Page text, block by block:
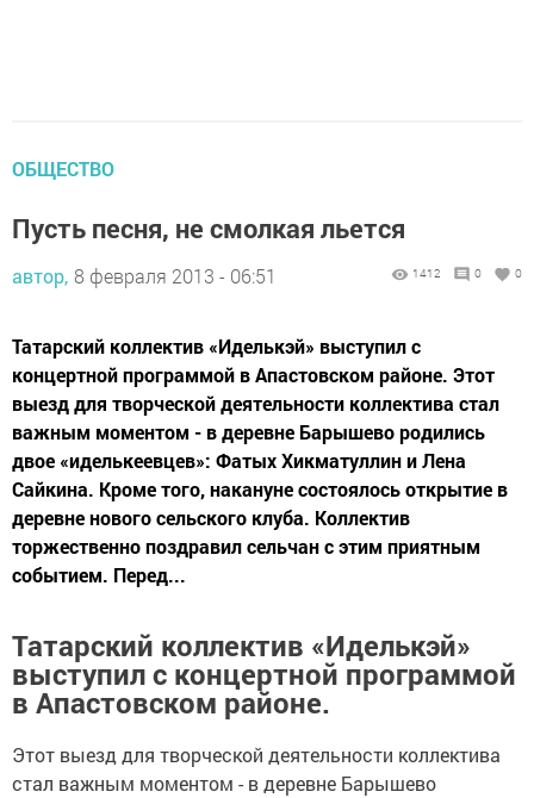
ОБЩЕСТВО
Пусть песня, не смолкая льется
автор, 8 февраля 2013 - 06:51 1412 0 0
Татарский коллектив «Иделькэй» выступил с
концертной программой в Апастовском районе. Этот
выезд для творческой деятельности коллектива стал
важным моментом - в деревне Барышево родились
двое «иделькеевцев»: Фатых Хикматуллин и Лена
Сайкина. Кроме того, накануне состоялось открытие в
деревне нового сельского клуба. Коллектив
торжественно поздравил сельчан с этим приятным
событием. Перед...
Татарский коллектив «Иделькэй»
выступил с концертной программой
в Апастовском районе.
Этот выезд для творческой деятельности коллектива
стал важным моментом - в деревне Барышево